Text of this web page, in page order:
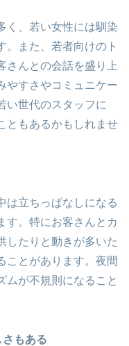
く、若い女性には馴染
。また、若者向けのト
さんとの会話を盛り上
やすさやコミュニケー
い世代のスタッフに
ともあるかもしれませ
は立ちっぱなしになる
す。特にお客さんとカ
したりと動きが多いた
ことがあります。夜間
ムが不規則になること
もある